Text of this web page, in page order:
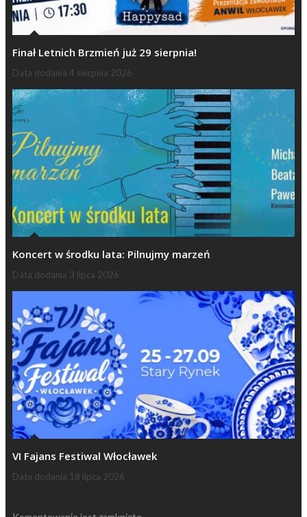
Finał Letnich Brzmień już 29 sierpnia!
Data dodania 4 sierpnia 2026
Koncert w środku lata: Pilnujmy marzeń
Data dodania 3 lipca 2026
VI Fajans Festiwal Włocławek
Data dodania 18 lipca 2026